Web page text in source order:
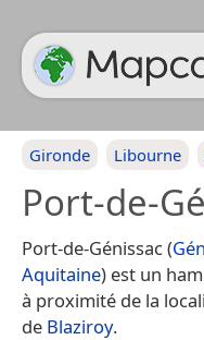
Gironde Libourne
Port-de-
Port-de-Génissac (
Aquitaine) est un
à proximité de la
de Blaziroy.